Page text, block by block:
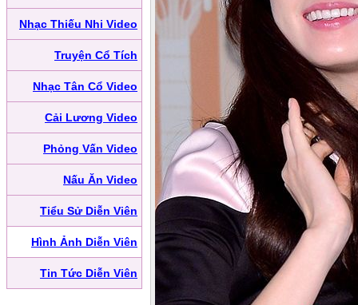
Nhạc Thiếu Nhi Video
Truyện Cổ Tích
Nhạc Tân Cổ Video
Cải Lương Video
Phỏng Vấn Video
Nấu Ăn Video
Tiểu Sử Diễn Viên
Hình Ảnh Diễn Viên
Tin Tức Diễn Viên